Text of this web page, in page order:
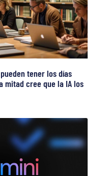
tener los días
mitad cree que la IA los